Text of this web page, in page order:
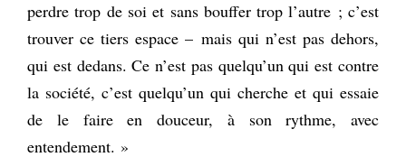
perdre trop de soi et sans bouffer trop l’autre ; c’est
trouver ce tiers espace – mais qui n’est pas dehors,
qui est dedans. Ce n’est pas quelqu’un qui est contre
la société, c’est quelqu’un qui cherche et qui essaie
de le faire en douceur, à son rythme, avec
entendement. »